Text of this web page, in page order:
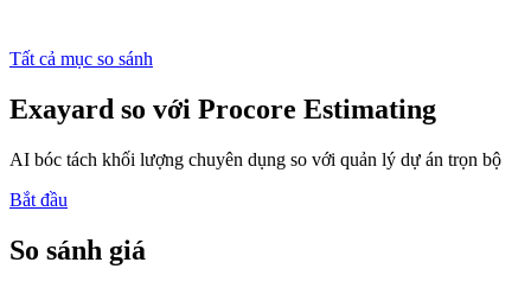
Tất cả mục so sánh
Exayard so với Procore Estimating
AI bóc tách khối lượng chuyên dụng so với quản lý dự án trọn bộ
Bắt đầu
So sánh giá